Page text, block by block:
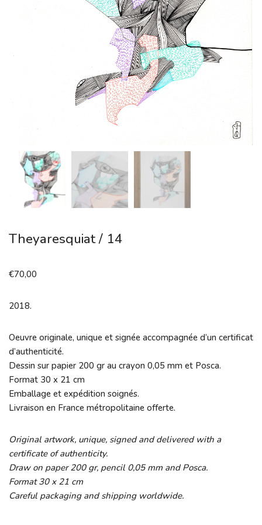
Theyaresquiat / 14
€70,00
2018.
Oeuvre originale, unique et signée accompagnée d’un certificat
d’authenticité.
Dessin sur papier 200 gr au crayon 0,05 mm et Posca.
Format 30 x 21 cm
Emballage et expédition soignés.
Livraison en France métropolitaine offerte.
Original artwork, unique, signed and delivered with a
certificate of authenticity.
Draw on paper 200 gr, pencil 0,05 mm and Posca.
Format 30 x 21 cm
Careful packaging and shipping worldwide.